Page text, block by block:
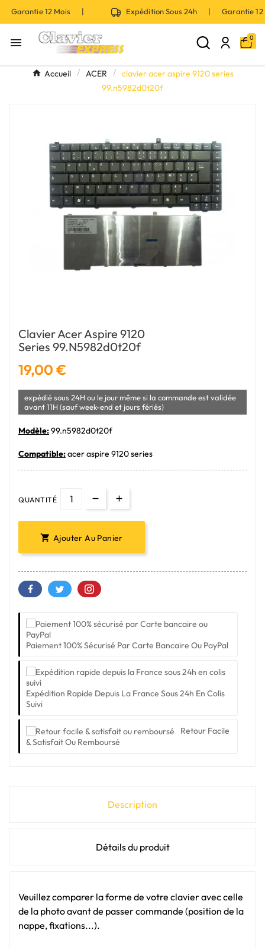
Garantie 12 Mois | Expédition Sous 24h | Garantie
 0
Accueil ACER
clavier acer aspire 9120 series
99.n5982d0t20f
Clavier Acer Aspire 9120
Series 99.n5982d0t20f
19,00 €
expédié sous 24H ou le jour même si la commande est validée
avant 11H (sauf week-end et jours fériés)
Modèle:99.n5982d0t20f
Compatible:acer aspire 9120 series
QUANTITÉ
 Ajouter Au Panier
Paiement 100% Sécurisé Par Carte Bancaire Ou PayPal
Expédition Rapide Depuis La France Sous 24h En Colis
Suivi
Retour Facile
& Satisfait Ou Remboursé
Description
Détails du produit
Veuillez comparer la forme de votre clavier avec celle
de la photo avant de passer commande (position de la
nappe, fixations...).